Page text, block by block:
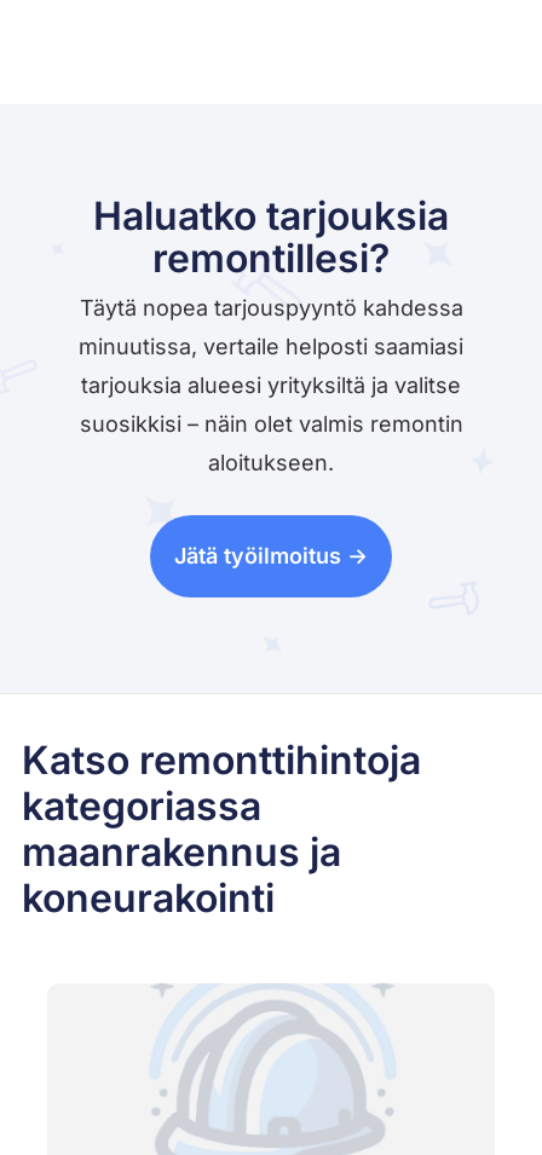
Haluatko tarjouksia
remontillesi?
Täytä nopea tarjouspyyntö kahdessa
minuutissa, vertaile helposti saamiasi
tarjouksia alueesi yrityksiltä ja valitse
suosikkisi – näin olet valmis remontin
aloitukseen.
Jätä työilmoitus ->
Katso remonttihintoja
kategoriassa
maanrakennus ja
koneurakointi